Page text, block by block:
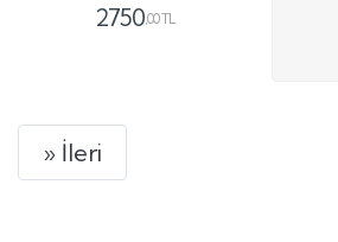
2750,00 TL
» İleri